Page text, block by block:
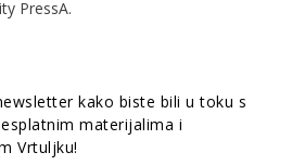
PressA.
kako biste bili u toku s
materijalima i
Vrtuljku!